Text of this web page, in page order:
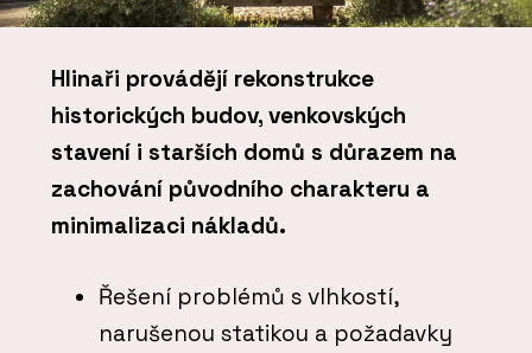
Hlinaři provádějí rekonstrukce
historických budov, venkovských
stavení i starších domů s důrazem na
zachování původního charakteru a
minimalizaci nákladů.
Řešení problémů s vlhkostí,
narušenou statikou a požadavky